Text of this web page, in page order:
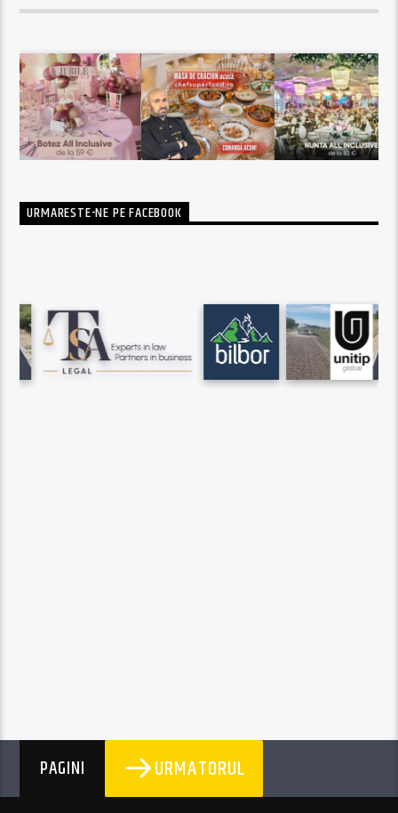
URMARESTE-NE PE FACEBOOK
PAGINI URMATORUL